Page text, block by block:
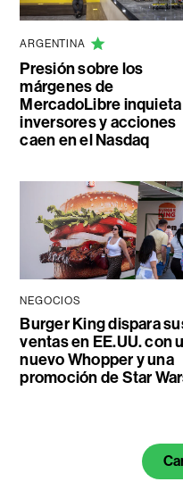
ARGENTINA
Presión sobre los
márgenes de
MercadoLibre inquieta
inversores y acciones
caen en el Nasdaq
NEGOCIOS
Burger King dispara
ventas en EE.UU. con
nuevo Whopper y una
promoción de Star